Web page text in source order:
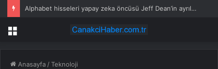
Alphabet hisseleri yapay zeka öncüsü Jeff Dean’in ayrılmasıyla %5 düştü
Menü
Anasayfa /Teknoloji